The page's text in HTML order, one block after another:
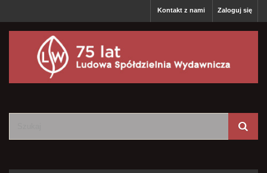
Zaloguj się
Kontakt z nami